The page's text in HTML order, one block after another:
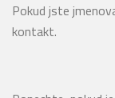
Pokud jste
kontakt.